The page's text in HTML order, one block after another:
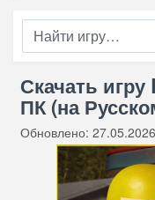
Скачать
ПК (на
Обновлено: